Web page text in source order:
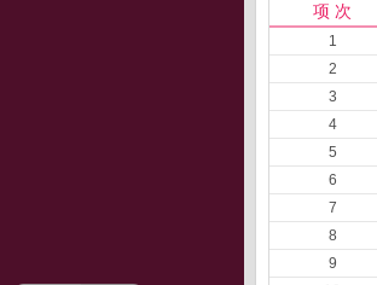
项 次
1
2
3
4
5
6
7
8
9